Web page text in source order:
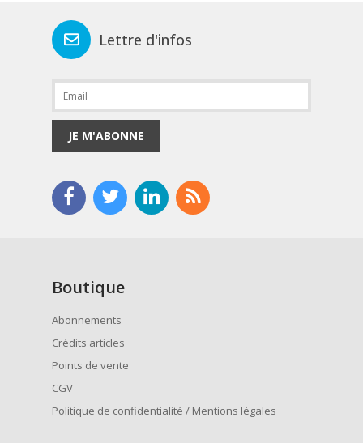
Lettre d'infos
JE M'ABONNE
Boutique
Abonnements
Crédits articles
Points de vente
CGV
Politique de confidentialité / Mentions légales